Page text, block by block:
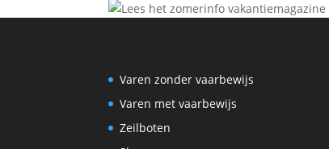
Varen zonder vaarbewijs
Varen met vaarbewijs
Zeilboten